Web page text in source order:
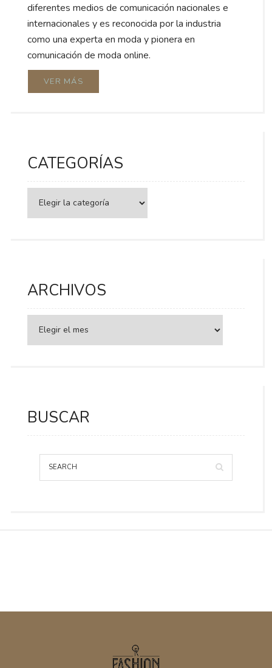
diferentes medios de comunicación nacionales e
internacionales y es reconocida por la industria
como una experta en moda y pionera en
comunicación de moda online.
VER MÁS
CATEGORÍAS
ARCHIVOS
BUSCAR